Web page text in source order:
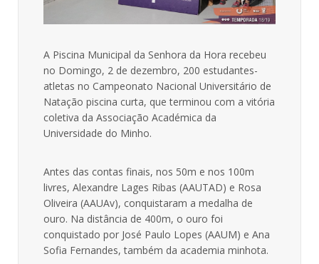
A Piscina Municipal da Senhora da Hora recebeu
no Domingo, 2 de dezembro, 200 estudantes-
atletas no Campeonato Nacional Universitário de
Natação piscina curta, que terminou com a vitória
coletiva da Associação Académica da
Universidade do Minho.
Antes das contas finais, nos 50m e nos 100m
livres, Alexandre Lages Ribas (AAUTAD) e Rosa
Oliveira (AAUAv), conquistaram a medalha de
ouro. Na distância de 400m, o ouro foi
conquistado por José Paulo Lopes (AAUM) e Ana
Sofia Fernandes, também da academia minhota.